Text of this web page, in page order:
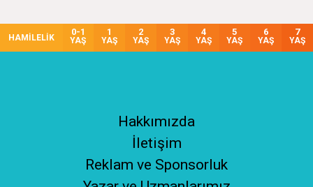
HAMİLELİK
0-1
YAŞ
1
YAŞ
2
YAŞ
3
YAŞ
4
YAŞ
5
YAŞ
6
YAŞ
7
YAŞ
Hakkımızda
İletişim
Reklam ve Sponsorluk